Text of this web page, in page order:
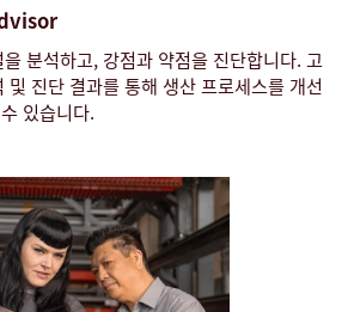
분석하고, 강점과 약점을 진단합니다. 고
진단 결과를 통해 생산 프로세스를 개선
있습니다.